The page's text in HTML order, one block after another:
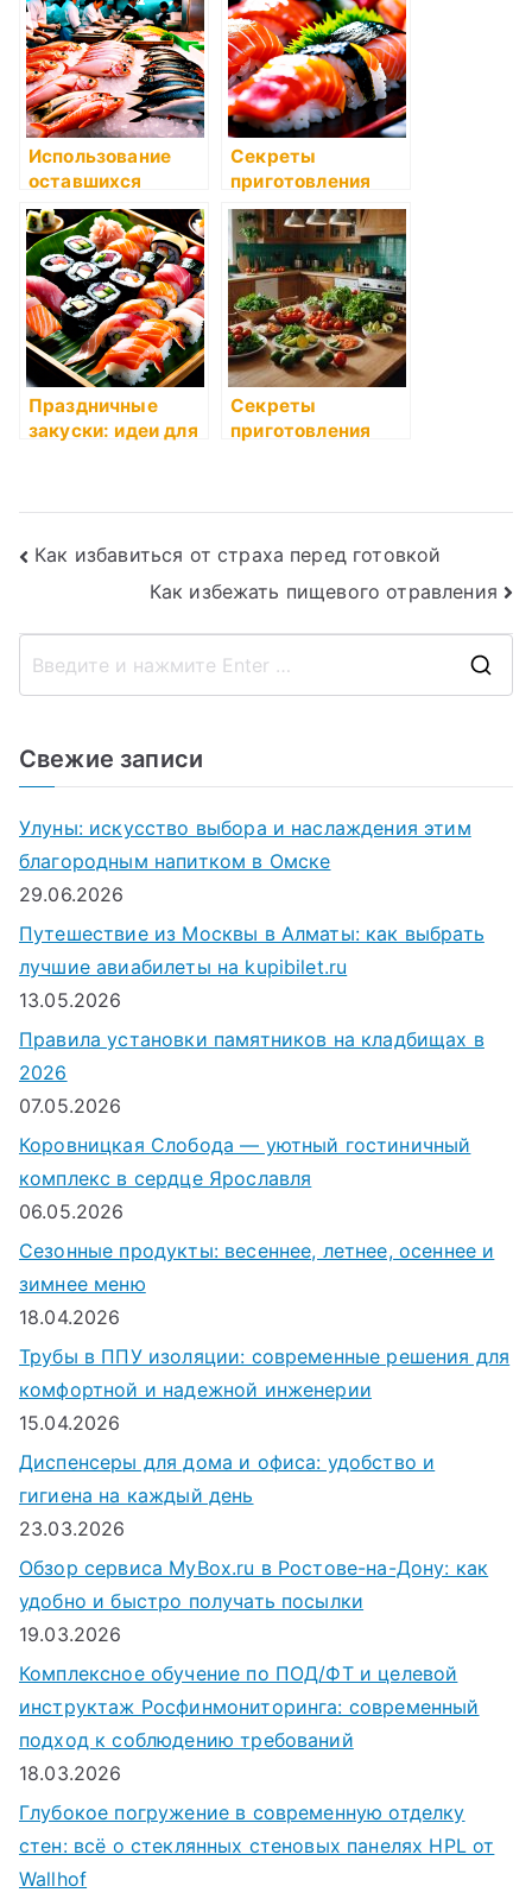
Использование
оставшихся
продуктов:
простые идеи
Секреты
приготовления
соусов
Праздничные
закуски: идеи для
Секреты
приготовления
Навигация
записям
Как избавиться от страха перед готовкой
Как избежать пищевого отравления
Свежие записи
Улуны: искусство выбора и наслаждения этим
благородным напитком в Омске
29.06.2026
Путешествие из Москвы в Алматы: как выбрать
лучшие авиабилеты на kupibilet.ru
13.05.2026
Правила установки памятников на кладбищах в
2026
07.05.2026
Коровницкая Слобода — уютный гостиничный
комплекс в сердце Ярославля
06.05.2026
Сезонные продукты: весеннее, летнее, осеннее и
зимнее меню
18.04.2026
Трубы в ППУ изоляции: современные решения для
комфортной и надежной инженерии
15.04.2026
Диспенсеры для дома и офиса: удобство и
гигиена на каждый день
23.03.2026
Обзор сервиса MyBox.ru в Ростове-на-Дону: как
удобно и быстро получать посылки
19.03.2026
Комплексное обучение по ПОД/ФТ и целевой
инструктаж Росфинмониторинга: современный
подход к соблюдению требований
18.03.2026
Глубокое погружение в современную отделку
стен: всё о стеклянных стеновых панелях HPL от
Wallhof